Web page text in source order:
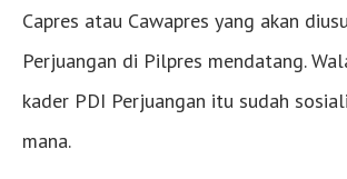
Capres atau Cawapres yang akan
Perjuangan di Pilpres mendatang.
kader PDI Perjuangan itu sudah
mana.